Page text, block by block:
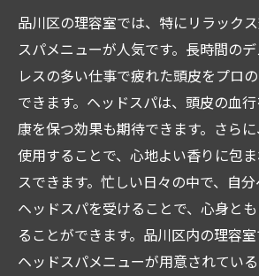
品川区の理容室では、特にリラック
スパメニューが人気です。長時間の
レスの多い仕事で疲れた頭皮をプロ
できます。ヘッドスパは、頭皮の血
康を保つ効果も期待できます。さら
使用することで、心地よい香りに包
スできます。忙しい日々の中で、自
ヘッドスパを受けることで、心身と
ることができます。品川区内の理容
ヘッドスパメニューが用意されてい